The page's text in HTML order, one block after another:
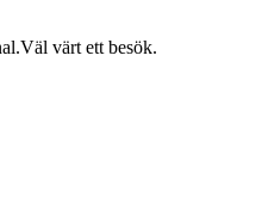
värt ett besök.